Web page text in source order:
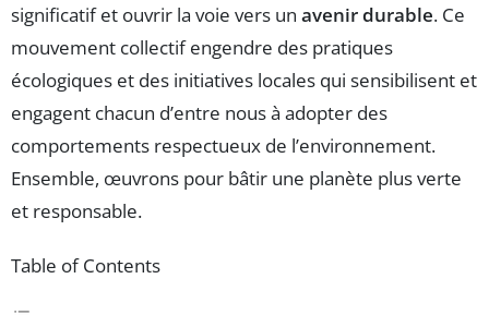
significatif et ouvrir la voie vers un avenir durable. Ce
mouvement collectif engendre des pratiques
écologiques et des initiatives locales qui sensibilisent et
engagent chacun d’entre nous à adopter des
comportements respectueux de l’environnement.
Ensemble, œuvrons pour bâtir une planète plus verte
et responsable.
Table of Contents